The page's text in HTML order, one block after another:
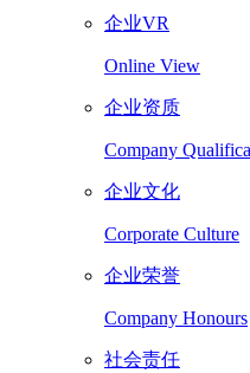
企业VR
Online View
企业资质
Company
企业文化
Corporate Culture
企业荣誉
Company Honours
社会责任